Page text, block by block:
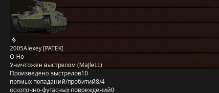
2005Alexey [PATEK]
O-Ho
Уничтожен выстрелом (MaJleLL)
Произведено выстрелов10
прямых попаданий/пробитий8/4
осколочно-фугасных повреждений0